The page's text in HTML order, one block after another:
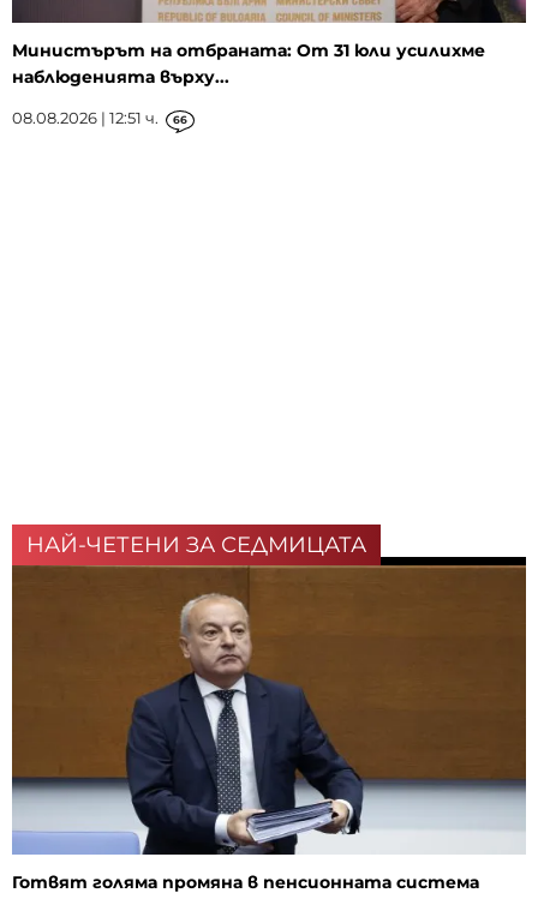
Министърът на отбраната: От 31 юли усилихме
наблюденията върху...
08.08.2026 | 12:51 ч. 66
НАЙ-ЧЕТЕНИ ЗА СЕДМИЦАТА
Готвят голяма промяна в пенсионната система